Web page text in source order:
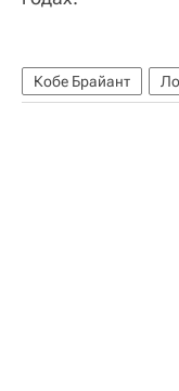
Кобе Брайант